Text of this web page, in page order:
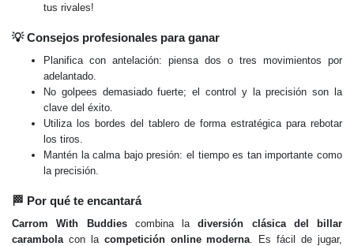
tus rivales!
💡 Consejos profesionales para ganar
Planifica con antelación: piensa dos o tres movimientos por
adelantado.
No golpees demasiado fuerte; el control y la precisión son la
clave del éxito.
Utiliza los bordes del tablero de forma estratégica para rebotar
los tiros.
Mantén la calma bajo presión: el tiempo es tan importante como
la precisión.
🏁 Por qué te encantará
Carrom With Buddiescombina ladiversión clásica del billar
carambola con la competición online moderna . Es fácil de jugar,